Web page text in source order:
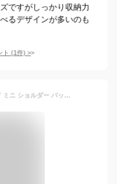
ですがしっかり収納力
るデザインが多いのも
ト (1件) >
ナイキ（NIKE) ヘリテイジ S SMIT ミニ ショルダー バッグ BA5871-010 (ブラック)